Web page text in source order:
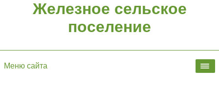
Железное сельское
поселение
Меню сайта